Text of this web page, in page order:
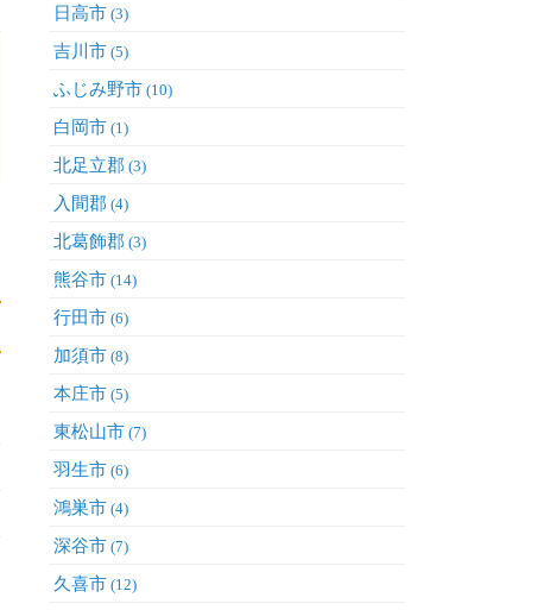
日高市 (3)
吉川市 (5)
ふじみ野市 (10)
白岡市 (1)
北足立郡 (3)
入間郡 (4)
北葛飾郡 (3)
熊谷市 (14)
行田市 (6)
加須市 (8)
本庄市 (5)
東松山市 (7)
羽生市 (6)
鴻巣市 (4)
深谷市 (7)
久喜市 (12)